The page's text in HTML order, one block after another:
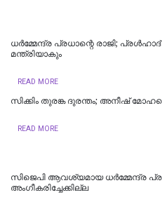
ധര്‍മ്മേന്ദ്ര പ്രധാന്റെ രാജി;
മന്ത്രിയാകും
READ MORE
സിക്കിം തുരങ്ക ​​​ദുരന്തം; അനീഷ്‌
READ MORE
സിജെപി ആവശ്യമായ ധർമ്മേന്ദ്ര
അംഗീകരിച്ചേക്കില്ല